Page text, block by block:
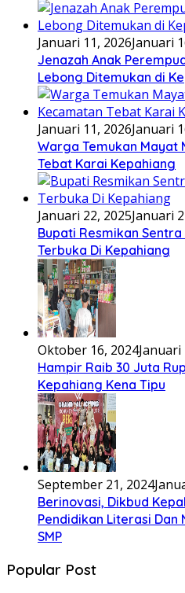
Januari 11, 2026Januari
Jenazah Anak
Lebong Ditemukan di
Januari 11, 2026Januari
Warga Temukan Mayat
Tebat Karai Kepahiang
Januari 22, 2025Januari
Bupati Resmikan
Terbuka Di Kepahiang
Oktober 16, 2024Januari
Hampir Raib 30 Juta
Kepahiang Kena Tipu
September 21, 2024
Berinovasi, Dikbud
Pendidikan Literasi Dan
SMP
Popular Post